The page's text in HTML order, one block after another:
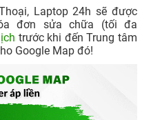
Laptop 24h sẽ được
đơn sửa chữa (tối đa
trước khi đến Trung tâm
Google Map đó!